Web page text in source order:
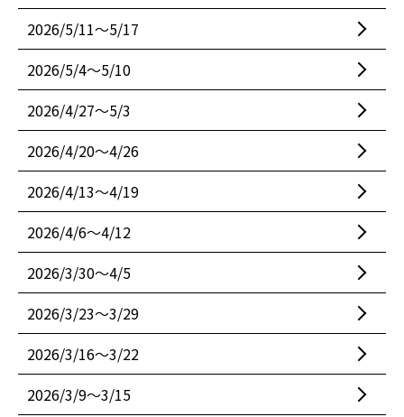
2026/5/11〜5/17
2026/5/4〜5/10
2026/4/27〜5/3
2026/4/20〜4/26
2026/4/13〜4/19
2026/4/6〜4/12
2026/3/30〜4/5
2026/3/23〜3/29
2026/3/16〜3/22
2026/3/9〜3/15